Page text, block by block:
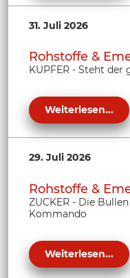
31. Juli 2026
Rohstoffe &
KUPFER - Steht der
Weiterlesen...
29. Juli 2026
Rohstoffe &
ZUCKER - Die
Kommando
Weiterlesen...